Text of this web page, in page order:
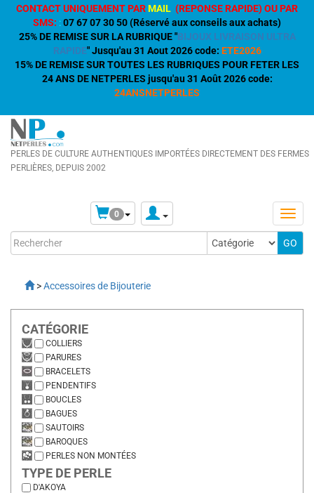
CONTACT UNIQUEMENT PARMAIL (REPONSE RAPIDE) OU PAR
SMS: :07 67 07 30 50 (Réservé aux conseils aux achats)
25% DE REMISE SUR LA RUBRIQUE "BIJOUX LIVRAISON ULTRA
RAPIDE" Jusqu'au 31 Aout 2026 code: ETE2026
15% DE REMISE SUR TOUTES LES RUBRIQUES POUR FETER LES
24 ANS DE NETPERLES jusqu'au 31 Août 2026 code:
24ANSNETPERLES
PERLES DE CULTURE AUTHENTIQUES IMPORTÉES DIRECTEMENT DES FERMES
PERLIÈRES, DEPUIS 2002
0
>Accessoires de Bijouterie
CATÉGORIE
COLLIERS
PARURES
BRACELETS
PENDENTIFS
BOUCLES
BAGUES
SAUTOIRS
BAROQUES
PERLES NON MONTÉES
TYPE DE PERLE
D'AKOYA